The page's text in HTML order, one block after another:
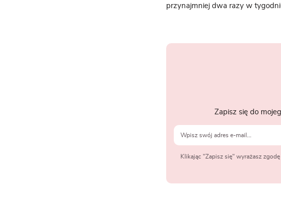
przynajmniej dwa razy w
Zapisz się do
Klikając "Zapisz się" wyrażasz